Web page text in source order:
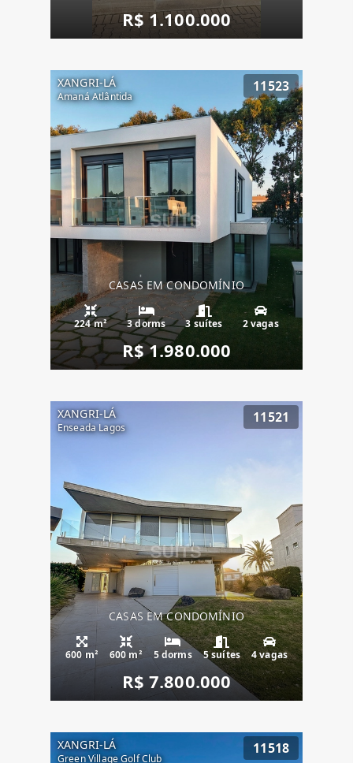
R$ 1.100.000
XANGRI-LÁ
Amaná Atlântida
11523
CASAS EM CONDOMÍNIO
224 m² 3 dorms 3 suítes 2 vagas
R$ 1.980.000
XANGRI-LÁ
Enseada Lagos
11521
CASAS EM CONDOMÍNIO
600 m² 600 m² 5 dorms 5 suítes 4 vagas
R$ 7.800.000
XANGRI-LÁ
Green Village Golf Club
11518